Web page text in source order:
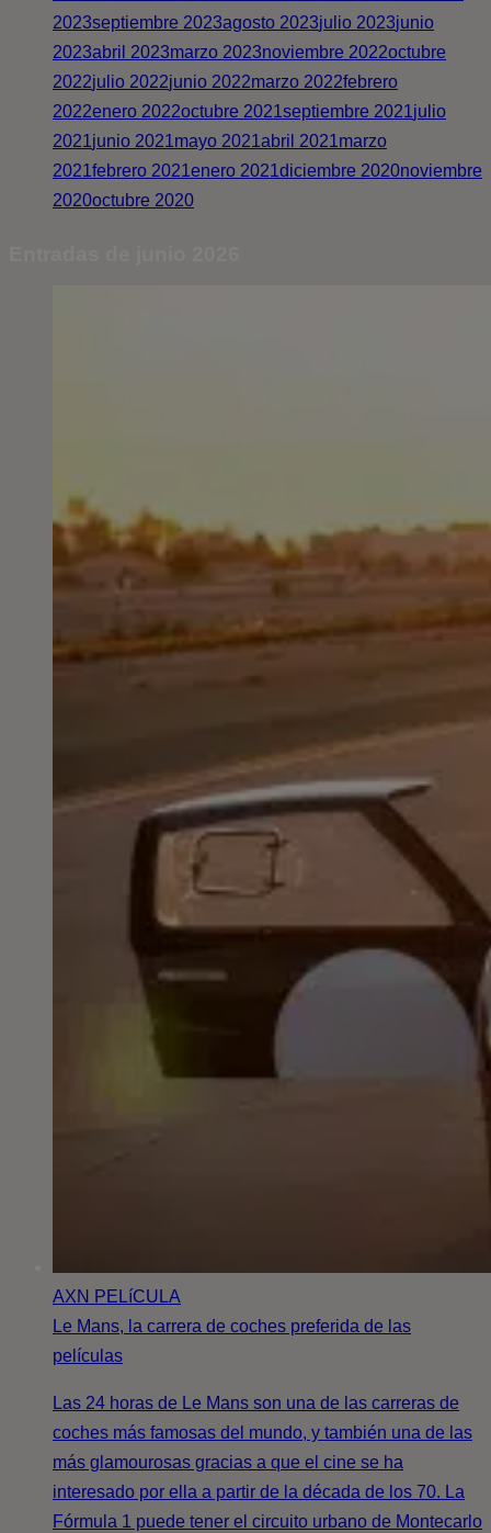
2023septiembre 2023agosto 2023julio 2023junio
2023abril 2023marzo 2023noviembre 2022octubre
2022julio 2022junio 2022marzo 2022febrero
2022enero 2022octubre 2021septiembre 2021julio
2021junio 2021mayo 2021abril 2021marzo
2021febrero 2021enero 2021diciembre 2020noviembre
2020octubre 2020
AXN PELíCULA
Le Mans, la carrera de coches preferida de las
películas
Las 24 horas de Le Mans son una de las carreras de
coches más famosas del mundo, y también una de las
más glamourosas gracias a que el cine se ha
interesado por ella a partir de la década de los 70. La
Fórmula 1 puede tener el circuito urbano de Montecarlo